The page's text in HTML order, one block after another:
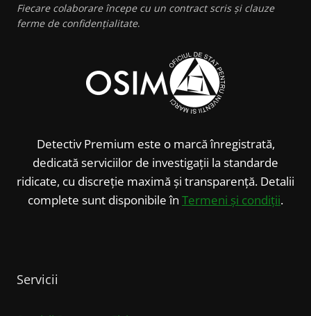
Fiecare colaborare începe cu un contract scris și clauze
ferme de confidențialitate.
Detectiv Premium este o marcă înregistrată,
dedicată serviciilor de investigații la standarde
ridicate, cu discreție maximă și transparență. Detalii
complete sunt disponibile în Termeni și condiții.
Servicii